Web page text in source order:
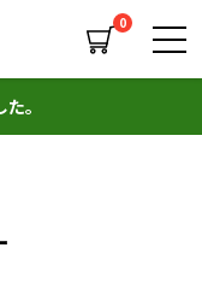
0
。